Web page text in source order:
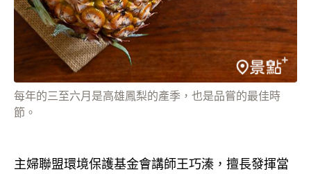
每年的三至六月是高雄鳳梨的產季，也是品嘗的最佳時
節。
主婦聯盟環境保護基金會講師王巧溱，擅長發揮當